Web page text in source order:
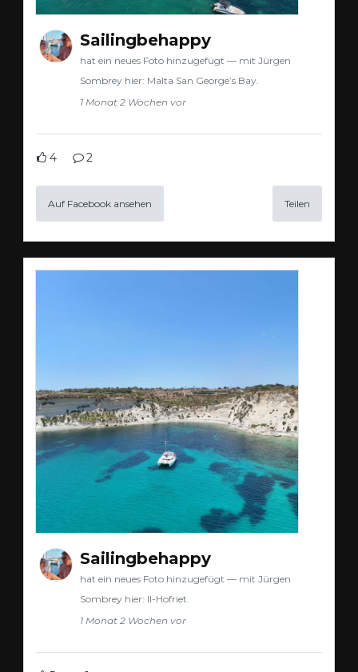
Sailingbehappy
hat ein neues Foto hinzugefügt — mit Jürgen
Sombrey hier: Malta San George’s Bay.
1 Monat 2 Wochen vor
4 2
Auf Facebook ansehen Teilen
Sailingbehappy
hat ein neues Foto hinzugefügt — mit Jürgen
Sombrey hier: Il-Hofriet.
1 Monat 2 Wochen vor